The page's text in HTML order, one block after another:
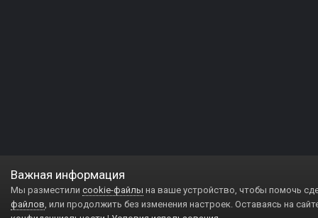
Важная информация
Мы разместили cookie-файлы на ваше устройство, чтобы помочь
файлов, или продолжить без изменения настроек. Оставаясь на